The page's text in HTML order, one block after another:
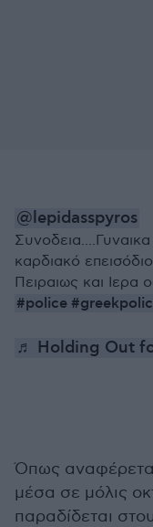
@lepidasspyros
καρδιακό
Πειραιως και Ιερα
#police
♬ Holding Out
Όπως
μέσα σε μόλις
παραδίδεται